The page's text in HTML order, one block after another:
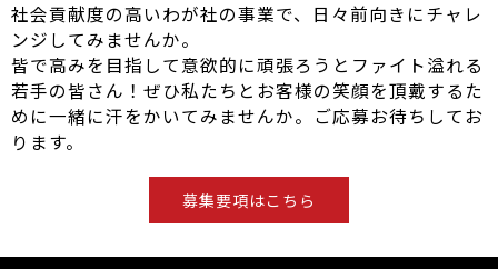
社会貢献度の高いわが社の事業で、日々前向きにチャレ
ンジしてみませんか。
皆で高みを目指して意欲的に頑張ろうとファイト溢れる
若手の皆さん！ぜひ私たちとお客様の笑顔を頂戴するた
めに一緒に汗をかいてみませんか。ご応募お待ちしてお
ります。
募集要項はこちら